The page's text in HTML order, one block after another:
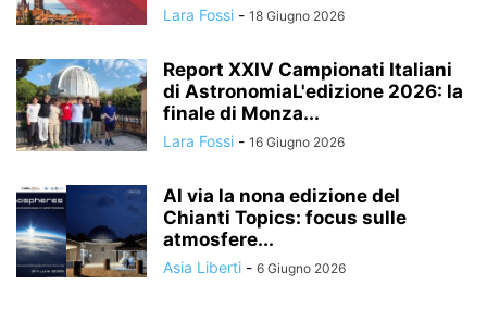
Lara Fossi - 18 Giugno 2026
Report XXIV Campionati Italiani
di AstronomiaL'edizione 2026: la
finale di Monza...
Lara Fossi - 16 Giugno 2026
Al via la nona edizione del
Chianti Topics: focus sulle
atmosfere...
Asia Liberti - 6 Giugno 2026